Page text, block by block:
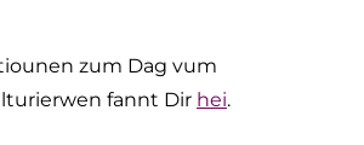
zum Dag vum
fannt Dir hei.